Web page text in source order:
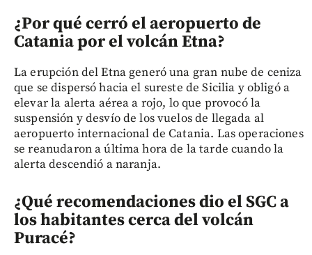
¿Por qué cerró el aeropuerto de
Catania por el volcán Etna?
La erupción del Etna generó una gran nube de ceniza
que se dispersó hacia el sureste de Sicilia y obligó a
elevar la alerta aérea a rojo, lo que provocó la
suspensión y desvío de los vuelos de llegada al
aeropuerto internacional de Catania. Las operaciones
se reanudaron a última hora de la tarde cuando la
alerta descendió a naranja.
¿Qué recomendaciones dio el SGC a
los habitantes cerca del volcán
Puracé?